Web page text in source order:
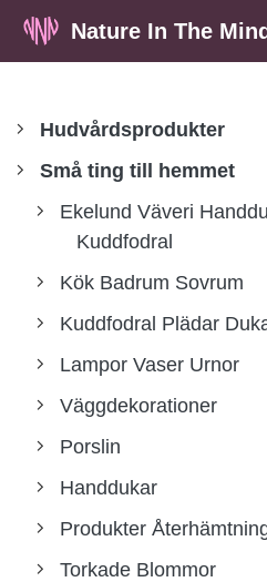
Nature In The Mind
Hudvårdsprodukter
Små ting till hemmet
Ekelund Väveri
Kuddfodral
Kök Badrum Sovrum
Kuddfodral Plädar
Lampor Vaser Urnor
Väggdekorationer
Porslin
Handdukar
Produkter
Torkade Blommor